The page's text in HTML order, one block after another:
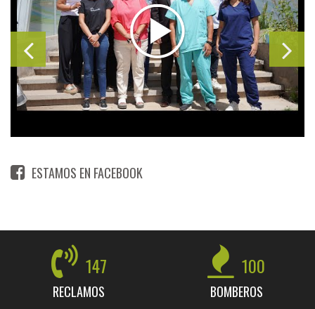
ESTAMOS EN FACEBOOK
147
RECLAMOS
100
BOMBEROS